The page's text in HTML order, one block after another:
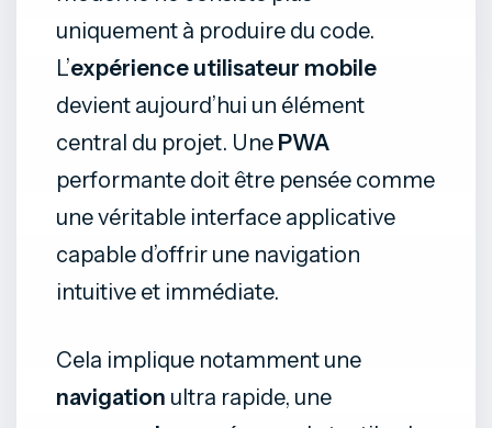
uniquement à produire du code.
L’expérience utilisateur mobile
devient aujourd’hui un élément
central du projet. Une PWA
performante doit être pensée comme
une véritable interface applicative
capable d’offrir une navigation
intuitive et immédiate.
Cela implique notamment une
navigation ultra rapide, une